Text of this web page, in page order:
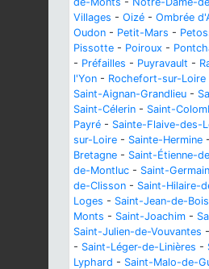
Villages - Oizé - Ombrée
Oudon - Petit-Mars -
Pissotte - Poiroux -
- Préfailles - Puyravault -
l'Yon - Rochefort-sur-Loire
Saint-Aignan-Grandlieu -
Saint-Célerin - Saint-
Payré - Sainte-Flaive-des-
sur-Loire - Sainte-Hermine -
Bretagne - Saint-Étienne-
de-Montluc - Saint-
de-Clisson - Saint-Hilaire-
Loges - Saint-Jean-de-
Monts - Saint-Joachim -
Saint-Julien-de-Vouvantes -
- Saint-Léger-de-Linières -
Lyphard - Saint-Malo-de-